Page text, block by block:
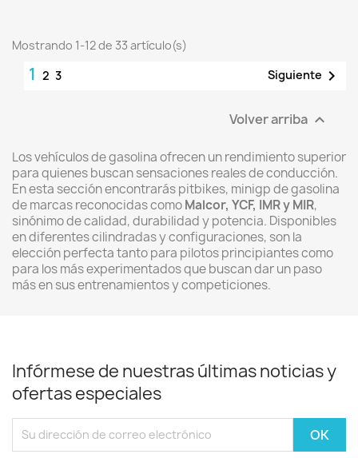
Mostrando 1-12 de 33 artículo(s)
1 2 3 Siguiente 
Volver arriba 
Los vehículos de gasolina ofrecen un rendimiento superior
para quienes buscan sensaciones reales de conducción.
En esta sección encontrarás pitbikes, minigp de gasolina
de marcas reconocidas comoMalcor, YCF, IMR y MIR,
sinónimo de calidad, durabilidad y potencia. Disponibles
en diferentes cilindradas y configuraciones, son la
elección perfecta tanto para pilotos principiantes como
para los más experimentados que buscan dar un paso
más en sus entrenamientos y competiciones.
Infórmese de nuestras últimas noticias y
ofertas especiales